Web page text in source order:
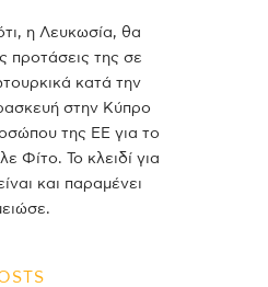
η Λευκωσία, θα
προτάσεις της σε
κατά την
στην Κύπρο
της ΕΕ για το
Φίτο. Το κλειδί για
και παραμένει